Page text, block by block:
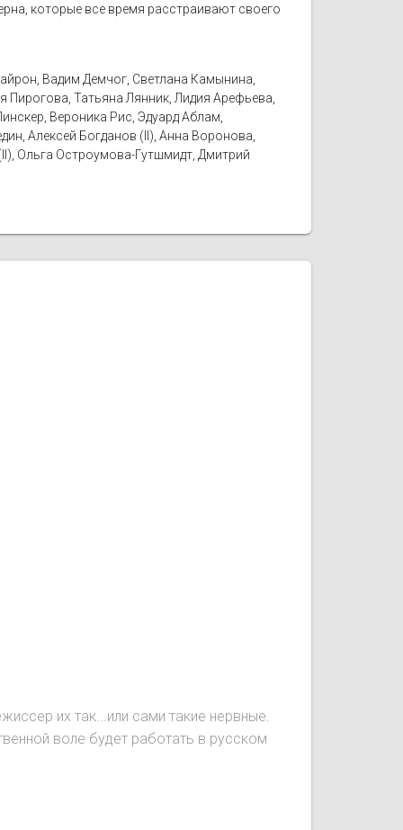
которые все время расстраивают своего
Вадим Демчог, Светлана Камынина,
Татьяна Лянник, Лидия Арефьева,
Вероника Рис, Эдуард Аблам,
Алексей Богданов (II), Анна Воронова,
Ольга Остроумова-Гутшмидт, Дмитрий
их так...или сами такие нервные.
воле будет работать в русском